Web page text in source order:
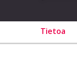
Tietoa